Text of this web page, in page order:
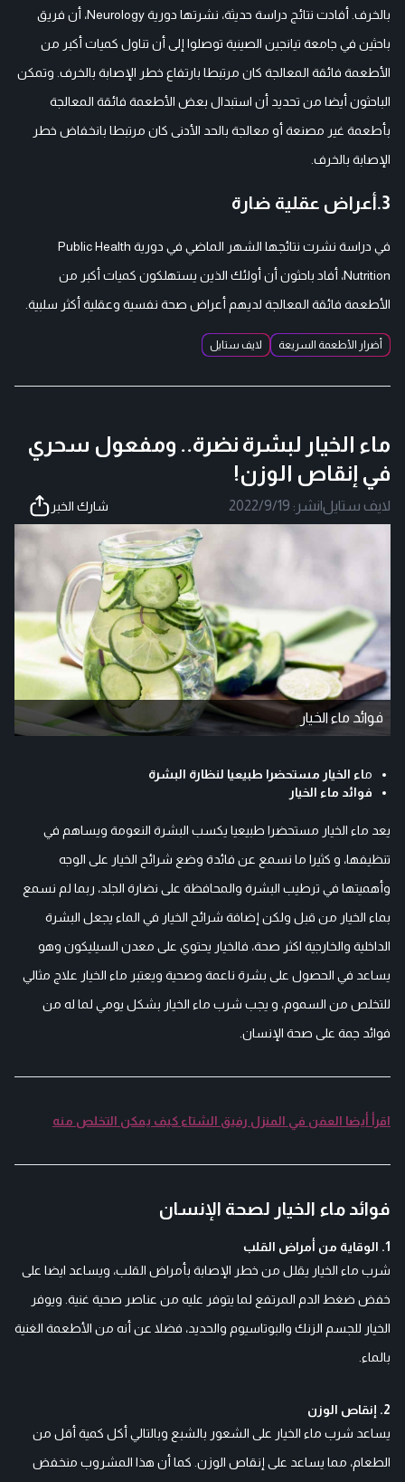
بالخرف. أفادت نتائج دراسة حديثة، نشرتها دورية Neurology، أن فريق
باحثين في جامعة تيانجين الصينية توصلوا إلى أن تناول كميات أكبر من
الأطعمة فائقة المعالجة كان مرتبطا بارتفاع خطر الإصابة بالخرف. وتمكن
الباحثون أيضا من تحديد أن استبدال بعض الأطعمة فائقة المعالجة
بأطعمة غير مصنعة أو معالجة بالحد الأدنى كان مرتبطا بانخفاض خطر
الإصابة بالخرف.
3.أعراض عقلية ضارة
في دراسة نشرت نتائجها الشهر الماضي في دورية Public Health
Nutrition، أفاد باحثون أن أولئك الذين يستهلكون كميات أكبر من
الأطعمة فائقة المعالجة لديهم أعراض صحة نفسية وعقلية أكثر سلبية.
أضرار الأطعمة السريعة لايف ستايل
ماء الخيار لبشرة نضرة.. ومفعول سحري
في إنقاص الوزن!
لايف ستايل|نشر: 2022/9/19 شارك الخبر
فوائد ماء الخيار
ماء الخيار مستحضرا طبيعيا لنظارة البشرة
فوائد ماء الخيار
يعد ماء الخيار مستحضرا طبيعيا يكسب البشرة النعومة ويساهم في
تنظيفها، و كثيرا ما نسمع عن فائدة وضع شرائح الخيار على الوجه
وأهميتها في ترطيب البشرة والمحافظة على نضارة الجلد، ربما لم نسمع
بماء الخيار من قبل ولكن إضافة شرائح الخيار في الماء يجعل البشرة
الداخلية والخارجية اكثر صحة، فالخيار يحتوي على معدن السيليكون وهو
يساعد في الحصول على بشرة ناعمة وصحية ويعتبر ماء الخيار علاج مثالي
للتخلص من السموم، و يجب شرب ماء الخيار بشكل يومي لما له من
فوائد جمة على صحة الإنسان.
اقرأ أيضا العفن في المنزل رفيق الشتاء كيف يمكن التخلص منه
فوائد ماء الخيار لصحة الإنسان
1. الوقاية من أمراض القلب
شرب ماء الخيار يقلل من خطر الإصابة بأمراض القلب، ويساعد ايضا على
خفض ضغط الدم المرتفع لما يتوفر عليه من عناصر صحية غنية. ويوفر
الخيار للجسم الزنك والبوتاسيوم والحديد، فضلا عن أنه من الأطعمة الغنية
بالماء.
2. إنقاص الوزن
يساعد شرب ماء الخيار على الشعور بالشبع وبالتالي أكل كمية أقل من
الطعام، مما يساعد على إنقاص الوزن. كما أن هذا المشروب منخفض